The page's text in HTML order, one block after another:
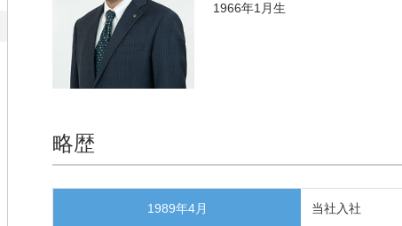
1966年1月生
略歴
1989年4月 当社入社